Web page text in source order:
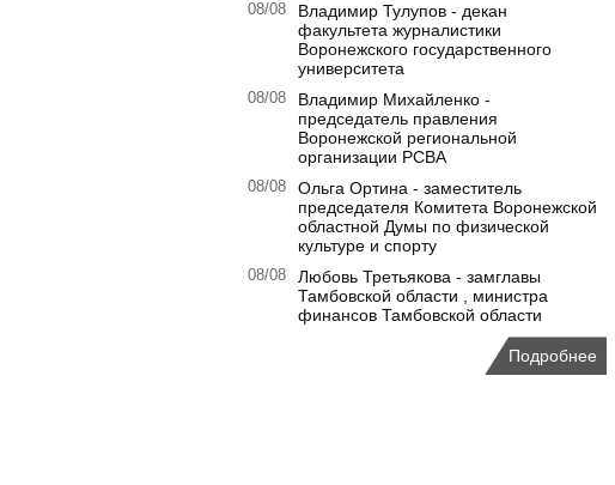
08/08
Владимир Тулупов - декан
факультета журналистики
Воронежского государственного
университета
08/08
Владимир Михайленко -
председатель правления
Воронежской региональной
организации РСВА
08/08
Ольга Ортина - заместитель
председателя Комитета Воронежской
областной Думы по физической
культуре и спорту
08/08
Любовь Третьякова - замглавы
Тамбовской области , министра
финансов Тамбовской области
Подробнее